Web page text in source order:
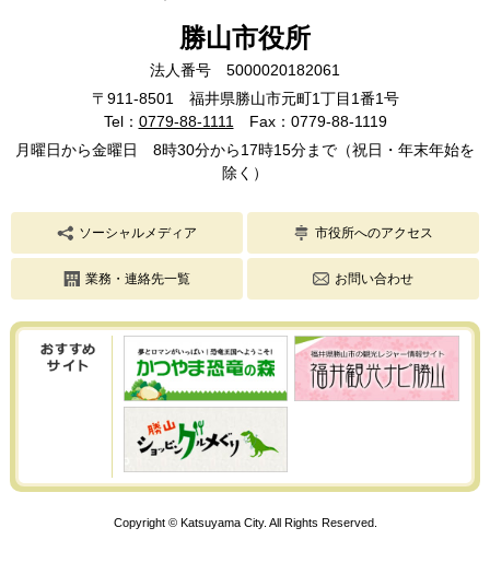
勝山市役所
法人番号 5000020182061
〒911-8501 福井県勝山市元町1丁目1番1号
Tel： 0779-88-1111
Fax：0779-88-1119
月曜日から金曜日 8時30分から17時15分まで（祝日・年末年始を
除く）
ソーシャルメディア 市役所へのアクセス
業務・連絡先一覧 お問い合わせ
Copyright © Katsuyama City. All Rights Reserved.